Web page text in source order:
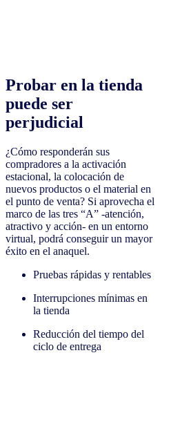
Probar en la tienda
puede ser
perjudicial
¿Cómo responderán sus
compradores a la activación
estacional, la colocación de
nuevos productos o el material en
el punto de venta? Si aprovecha el
marco de las tres “A” -atención,
atractivo y acción- en un entorno
virtual, podrá conseguir un mayor
éxito en el anaquel.
Pruebas rápidas y rentables
Interrupciones mínimas en
la tienda
Reducción del tiempo del
ciclo de entrega